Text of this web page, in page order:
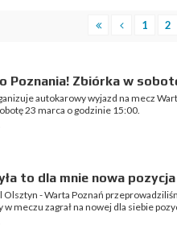
1 2
Poznania! Zbiórka w
autokarowy wyjazd na mecz
23 marca o godzinie 15:00.
to dla mnie nowa
Olsztyn - Warta Poznań
meczu zagrał na nowej dla siebie